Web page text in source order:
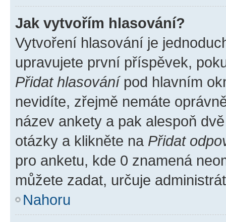
Jak vytvořím hlasování?
Vytvoření hlasování je
upravujete první příspěvek,
Přidat hlasovánípod hlavním
nevidíte, zřejmě nemáte
název ankety a pak alespoň
otázky a klikněte na Přidat
pro anketu, kde 0 znamená
můžete zadat, určuje
Nahoru